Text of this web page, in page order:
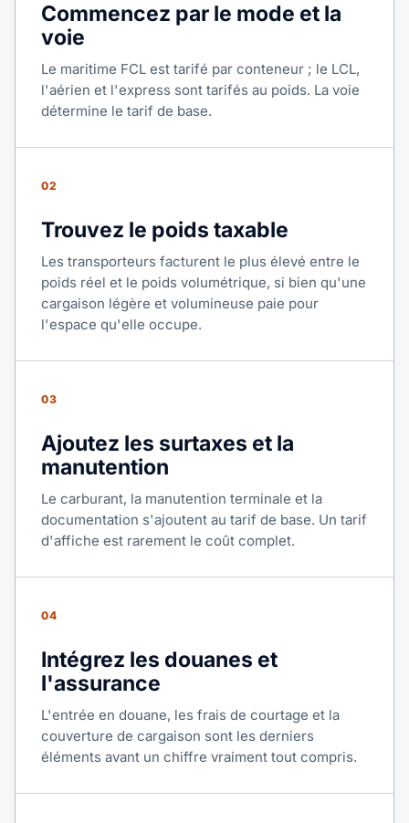
Commencez par le mode et la
voie
Le maritime FCL est tarifé par conteneur ; le LCL,
l'aérien et l'express sont tarifés au poids. La voie
détermine le tarif de base.
02
Trouvez le poids taxable
Les transporteurs facturent le plus élevé entre le
poids réel et le poids volumétrique, si bien qu'une
cargaison légère et volumineuse paie pour
l'espace qu'elle occupe.
03
Ajoutez les surtaxes et la
manutention
Le carburant, la manutention terminale et la
documentation s'ajoutent au tarif de base. Un tarif
d'affiche est rarement le coût complet.
04
Intégrez les douanes et
l'assurance
L'entrée en douane, les frais de courtage et la
couverture de cargaison sont les derniers
éléments avant un chiffre vraiment tout compris.